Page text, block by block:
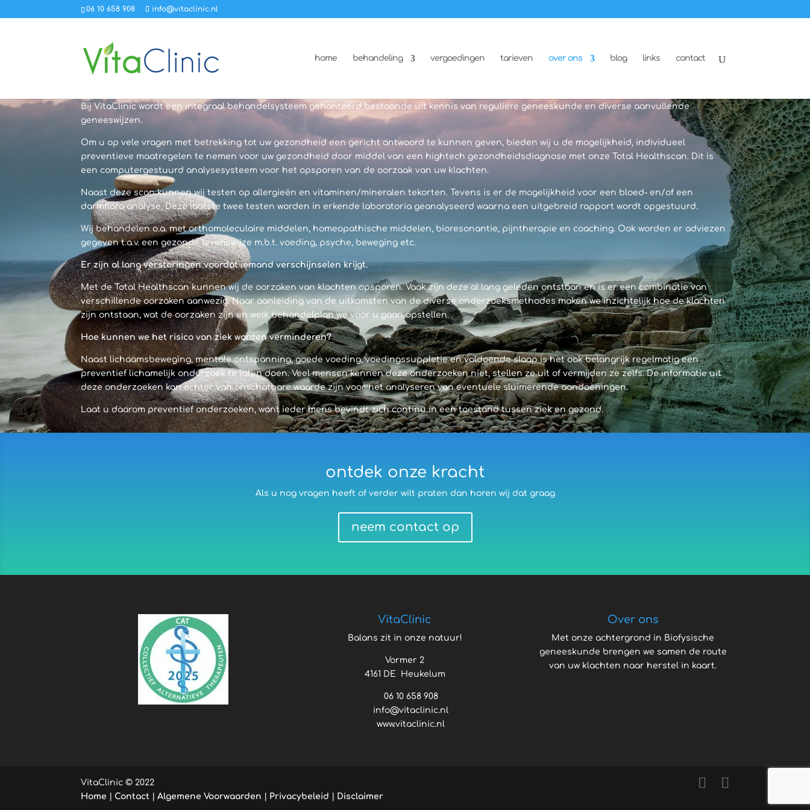
06 10 658 908 info@vitaclinic.nl
home behandeling vergoedingen tarieven over ons blog links contact
Bij VitaClinic wordt een integraal behandelsysteem gehanteerd bestaande uit kennis van reguliere geneeskunde en diverse aanvullende
geneeswijzen.
Om u op vele vragen met betrekking tot uw gezondheid een gericht antwoord te kunnen geven, bieden wij u de mogelijkheid, individueel
preventieve maatregelen te nemen voor uw gezondheid door middel van een hightech gezondheidsdiagnose met onze Total Healthscan. Dit is
een computergestuurd analysesysteem voor het opsporen van de oorzaak van uw klachten.
Naast deze scan kunnen wij testen op allergieën en vitaminen/mineralen tekorten. Tevens is er de mogelijkheid voor een bloed- en/of een
darmflora analyse. Deze laatste twee testen worden in erkende laboratoria geanalyseerd waarna een uitgebreid rapport wordt opgestuurd.
Wij behandelen o.a. met orthomoleculaire middelen, homeopathische middelen, bioresonantie, pijntherapie en coaching. Ook worden er adviezen
gegeven t.a.v. een gezonde levenswijze m.b.t. voeding, psyche, beweging etc.
Er zijn al lang verstoringen voordat iemand verschijnselen krijgt.
Met de Total Healthscan kunnen wij de oorzaken van klachten opsporen. Vaak zijn deze al lang geleden ontstaan en is er een combinatie van
verschillende oorzaken aanwezig. Naar aanleiding van de uitkomsten van de diverse onderzoeksmethodes maken we inzichtelijk hoe de klachten
zijn ontstaan, wat de oorzaken zijn en welk behandelplan we voor u gaan opstellen.
Hoe kunnen we het risico van ziek worden verminderen?
Naast lichaamsbeweging, mentale ontspanning, goede voeding, voedingssuppletie en voldoende slaap is het ook belangrijk regelmatig een
preventief lichamelijk onderzoek te laten doen. Veel mensen kennen deze onderzoeken niet, stellen ze uit of vermijden ze zelfs. De informatie uit
deze onderzoeken kan echter van onschatbare waarde zijn voor het analyseren van eventuele sluimerende aandoeningen.
Laat u daarom preventief onderzoeken, want ieder mens bevindt zich continu in een toestand tussen ziek en gezond.
ontdek onze kracht
Als u nog vragen heeft of verder wilt praten dan horen wij dat graag
neem contact op
VitaClinic
Balans zit in onze natuur!
Vormer 2
4161 DE Heukelum
06 10 658 908
info@vitaclinic.nl
www.vitaclinic.nl
Over ons
Met onze achtergrond in Biofysische
geneeskunde brengen we samen de route
van uw klachten naar herstel in kaart.
VitaClinic © 2022
Home
Contact |Algemene Voorwaarden Privacybeleid Disclaimer